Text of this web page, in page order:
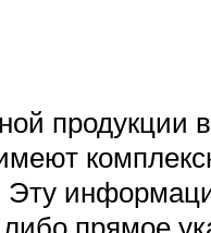
продукции
Эту